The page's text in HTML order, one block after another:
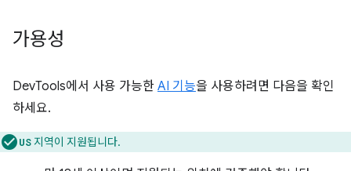
가용성
DevTools에서 사용 가능한 AI 기능을 사용하려면 다음을 확인
하세요.
US지역이 지원됩니다.